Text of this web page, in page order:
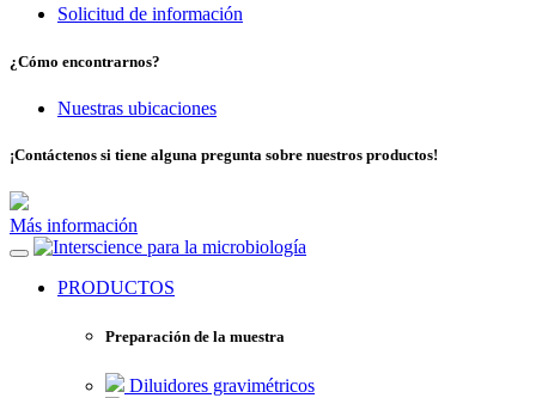
Solicitud de información
¿Cómo encontrarnos?
Nuestras ubicaciones
¡Contáctenos si tiene alguna pregunta sobre nuestros productos!
Más información
para la microbiología
PRODUCTOS
Preparación de la muestra
Diluidores gravimétricos